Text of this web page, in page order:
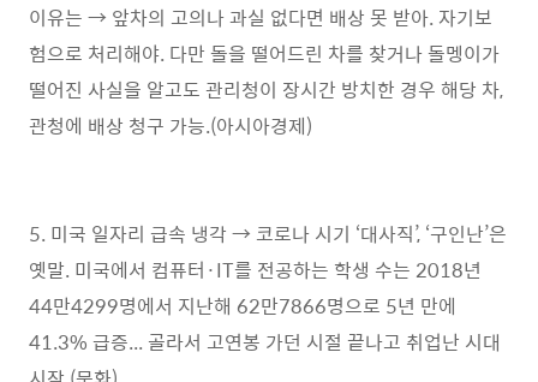
이유는 → 앞차의 고의나 과실 없다면 배상 못 받아. 자기보
험으로 처리해야. 다만 돌을 떨어드린 차를 찾거나 돌멩이가
떨어진 사실을 알고도 관리청이 장시간 방치한 경우 해당 차,
관청에 배상 청구 가능.(아시아경제)
5. 미국 일자리 급속 냉각 → 코로나 시기 ‘대사직’, ‘구인난’은
옛말. 미국에서 컴퓨터·IT를 전공하는 학생 수는 2018년
44만4299명에서 지난해 62만7866명으로 5년 만에
41.3% 급증... 골라서 고연봉 가던 시절 끝나고 취업난 시대